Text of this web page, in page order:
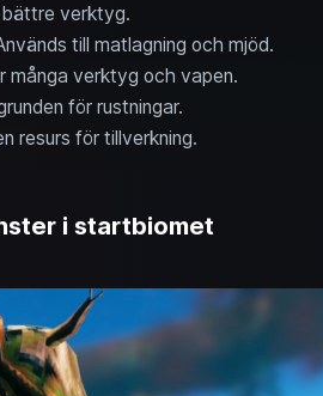
bättre verktyg.
till matlagning och mjöd.
många verktyg och vapen.
för rustningar.
resurs för tillverkning.
i startbiomet